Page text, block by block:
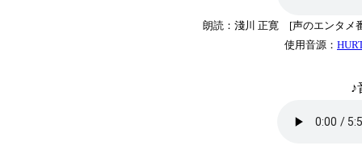
朗読：淺川 正寛 [声のエンタメ
使用音源：
♪